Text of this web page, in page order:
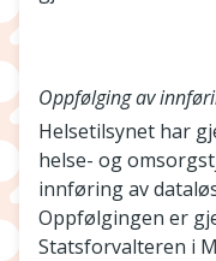
Oppfølging av
Helsetilsynet har
helse- og
innføring av
Oppfølgingen er
Statsforvalteren i